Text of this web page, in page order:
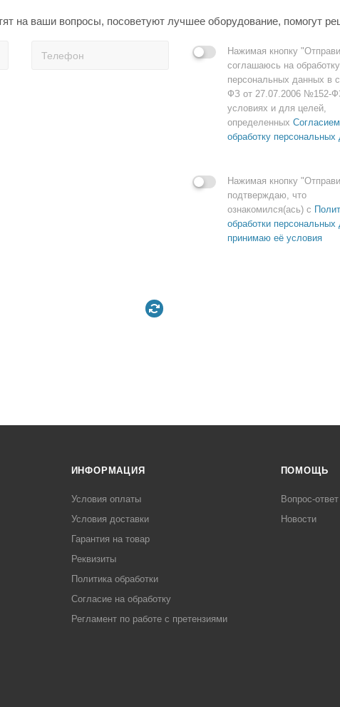
на ваши вопросы, посоветуют лучшее оборудование, помогут
Нажимая кнопку
соглашаюсь на
персональных данных в
ФЗ от 27.07.2006 №152-
условиях и для целей,
определенных
обработку персональных
Нажимая кнопку
подтверждаю, что
ознакомился(ась) с
обработки персональных
принимаю её условия
ИНФОРМАЦИЯ
Условия оплаты
Условия доставки
Гарантия на товар
Реквизиты
Политика обработки
Согласие на обработку
Регламент по работе с претензиями
ПОМОЩЬ
Вопрос-ответ
Новости